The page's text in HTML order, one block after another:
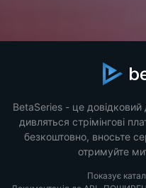
BetaSeries - це довідковий
дивляться стрімінгові
безкоштовно, вносьте
отримуйте
Показує